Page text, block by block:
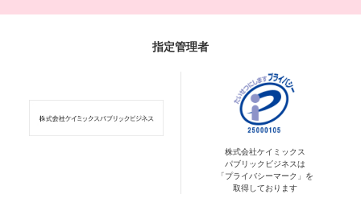
指定管理者
株式会社ケイミックス
パブリックビジネスは
「プライバシーマーク」を
取得しております